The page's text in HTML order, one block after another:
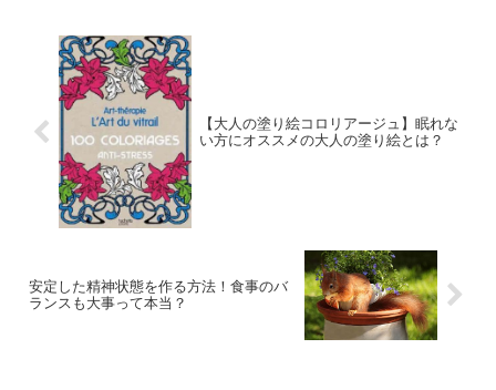
【大人の塗り絵コロリアージュ】眠れな
い方にオススメの大人の塗り絵とは？
安定した精神状態を作る方法！食事のバ
ランスも大事って本当？